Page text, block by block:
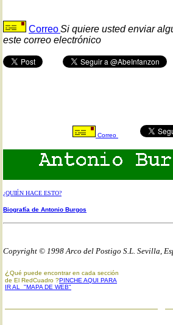
CorreoSi quiere usted enviar
este correo electrónico
Correo
¿QUIÉN HACE ESTO?
Biografía de Antonio Burgos
Copyright © 1998 Arco del Postigo S.L. Sevilla,
¿ Qué puede encontrar en cada sección
de El RedCuadro ?PINCHE AQUI PARA
IR AL "MAPA DE WEB"